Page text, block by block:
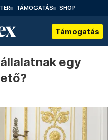
TÁMOGATÁS SHOP
Támogatás
egy